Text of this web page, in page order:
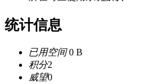
统计信息
已用空间0 B
积分2
威望0